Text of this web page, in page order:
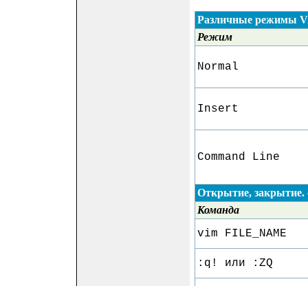
Различные режимы
Режим
Normal
Insert
Command Line
Открытие, закрытие.
Команда
vim FILE_NAME
:q! или :ZQ